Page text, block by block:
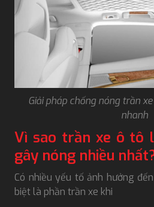
Giải pháp chống nóng trần
nhanh
Vì sao trần xe ô tô
gây nóng nhiều
Có nhiều yếu tố ảnh hưởng
biệt là phần trần xe khi